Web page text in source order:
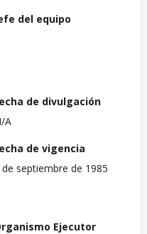
del equipo
de divulgación
A
de vigencia
septiembre de 1985
Ejecutor